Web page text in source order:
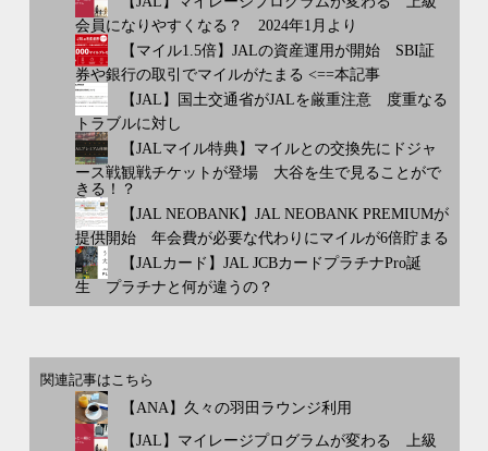
会員になりやすくなる？ 2024年1月より
【マイル1.5倍】JALの資産運用が開始 SBI証
券や銀行の取引でマイルがたまる <==本記事
【JAL】国土交通省がJALを厳重注意 度重なる
トラブルに対し
【JALマイル特典】マイルとの交換先にドジャ
ース戦観戦チケットが登場 大谷を生で見ることがで
きる！？
【JAL NEOBANK】JAL NEOBANK PREMIUMが
提供開始 年会費が必要な代わりにマイルが6倍貯まる
【JALカード】JAL JCBカードプラチナPro誕
生 プラチナと何が違うの？
関連記事はこちら
【ANA】久々の羽田ラウンジ利用
【JAL】マイレージプログラムが変わる 上級